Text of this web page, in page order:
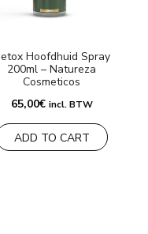
Hoofdhuid Spray
200ml – Natureza
Cosmeticos
65,00€ incl. BTW
ADD TO CART